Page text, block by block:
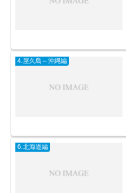
4.屋久島～沖縄編
6.北海道編